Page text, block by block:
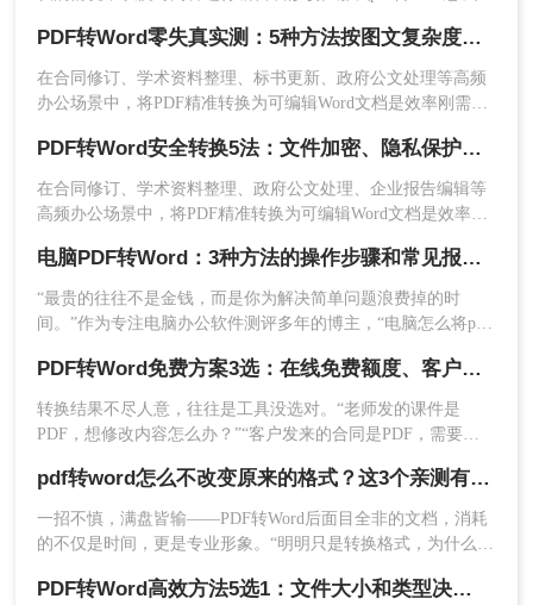
3、在软件界面中添加需要转换的PDF文件，
可以一次性添加多个PDF文件进行批量转换。
参数。
适合自己的转换方式。
PDF转Word零失真实测：5种方法按图文复杂度的转换精度排名！
在合同修订、学术资料整理、标书更新、政府公文处理等高频
办公场景中，将PDF精准转换为可编辑Word文档是效率刚需，
扫描件变乱码……
PDF转Word安全转换5法：文件加密、隐私保护和格式修复完整方案！
在合同修订、学术资料整理、政府公文处理、企业报告编辑等
高频办公场景中，将PDF精准转换为可编辑Word文档是效率刚
敏感信息泄露……2025年国家网信办通报多起因在线转换工具
导致的企业核心数据泄露事件！
电脑PDF转Word：3种方法的操作步骤和常见报错处理！
“最贵的往往不是金钱，而是你为解决简单问题浪费掉的时
间。”作为专注电脑办公软件测评多年的博主，“电脑怎么将pdf
职场人和内容创作者面对合同、报告、文献时，渴望高效提
取、编辑信息的真切需求。
PDF转Word免费方案3选：在线免费额度、客户端试用和Word自带的区别！
转换结果不尽人意，往往是工具没选对。“老师发的课件是
PDF，想修改内容怎么办？”“客户发来的合同是PDF，需要调
到最多的，就是这类关于PDF编辑的“灵魂拷问”。
pdf转word怎么不改变原来的格式？这3个亲测有效的方法，让你告别格式重排的噩梦！
一招不慎，满盘皆输——PDF转Word后面目全非的文档，消耗
的不仅是时间，更是专业形象。“明明只是转换格式，为什么转
理PDF文档时发自内心的呐喊。表格线对不齐、字体莫名替
PDF转Word高效方法5选1：文件大小和类型决定用哪个！